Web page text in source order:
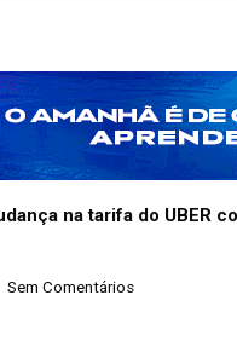
na tarifa do UBER
Sem Comentários